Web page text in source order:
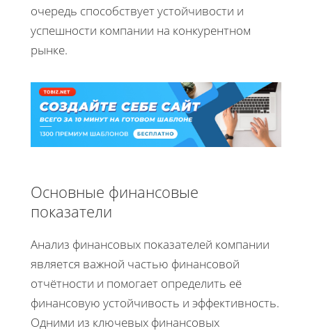
очередь способствует устойчивости и
успешности компании на конкурентном
рынке.
Основные финансовые
показатели
Анализ финансовых показателей компании
является важной частью финансовой
отчётности и помогает определить её
финансовую устойчивость и эффективность.
Одними из ключевых финансовых